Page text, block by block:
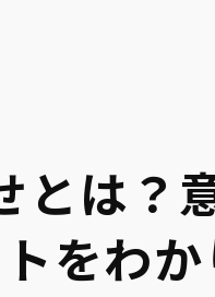
とは
をわ